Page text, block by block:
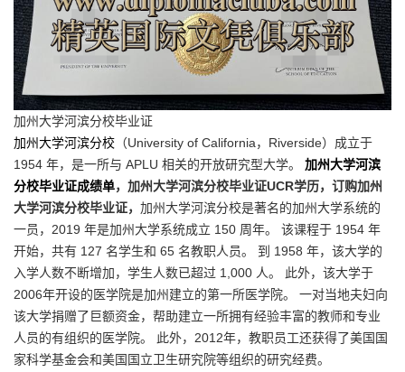
加州大学河滨分校毕业证
加州大学河滨分校 （University of California，Riverside）成立于
1954 年，是一所与 APLU 相关的开放研究型大学。 加州大学河滨
分校毕业证成绩单，加州大学河滨分校毕业证UCR学历，订购加州
大学河滨分校毕业证， 加州大学河滨分校是著名的加州大学系统的
一员，2019 年是加州大学系统成立 150 周年。 该课程于 1954 年
开始，共有 127 名学生和 65 名教职人员。 到 1958 年，该大学的
入学人数不断增加，学生人数已超过 1,000 人。 此外，该大学于
2006年开设的医学院是加州建立的第一所医学院。 一对当地夫妇向
该大学捐赠了巨额资金，帮助建立一所拥有经验丰富的教师和专业
人员的有组织的医学院。 此外，2012年，教职员工还获得了美国国
家科学基金会和美国国立卫生研究院等组织的研究经费。